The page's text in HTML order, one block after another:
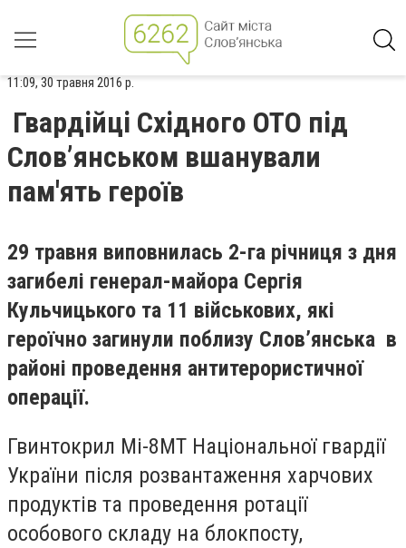
11:09, 30 травня 2016 р.
Гвардійці Східного ОТО під
Слов’янськом вшанували
пам'ять героїв
29 травня виповнилась 2-га річниця з дня
загибелі генерал-майора Сергія
Кульчицького та 11 військових, які
героїчно загинули поблизу Слов’янська в
районі проведення антитерористичної
операції.
Гвинтокрил Мі-8МТ Національної гвардії
України після розвантаження харчових
продуктів та проведення ротації
особового складу на блокпосту,